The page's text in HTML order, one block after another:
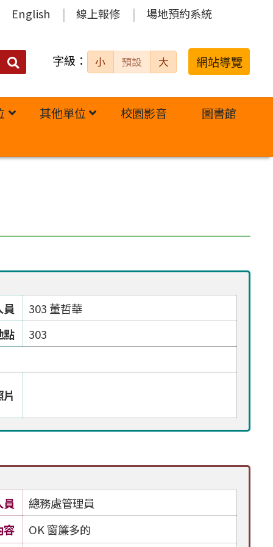
English 線上報修 場地預約系統
搜
字級： 小 預設 大 網站導覽
其他單位 校園影音 圖書館
員
303 董哲華
點
303
總務處管理員
容
OK 窗簾多的